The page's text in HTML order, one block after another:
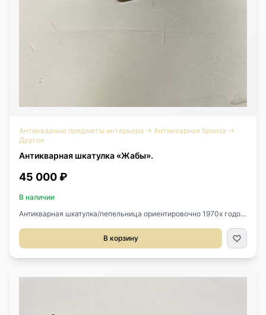
Антикварные предметы интерьера → Антикварная бронза →
Другое
Антикварная шкатулка «Жабы».
45 000 ₽
В наличии
Антикварная шкатулка/пепельница ориентировочно 1970х годов,
В корзину